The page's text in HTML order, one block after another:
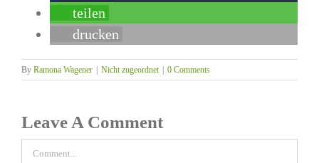
teilen
drucken
By Ramona Wagener | Nicht zugeordnet | 0 Comments
Leave A Comment
Comment